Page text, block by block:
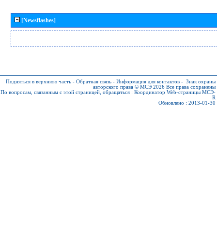
[Newsflashes]
Подняться в верхнюю часть - Обратная связь - Информация для контактов - Знак охраны
авторского права © МСЭ 2026 Все права сохранены
По вопросам, связанным с этой страницей, обращаться : Координатор Web-страницы МСЭ-
R
Обновлено : 2013-01-30